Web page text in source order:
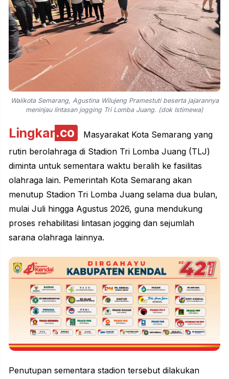
Walikota Semarang, Agustina Wilujeng Pramestuti beserta jajarannya
meninjau lintasan jogging Tri Lomba Juang. (dok Istimewa)
Lingkar.co
Masyarakat Kota Semarang yang
rutin berolahraga di Stadion Tri Lomba Juang (TLJ)
diminta untuk sementara waktu beralih ke fasilitas
olahraga lain. Pemerintah Kota Semarang akan
menutup Stadion Tri Lomba Juang selama dua bulan,
mulai Juli hingga Agustus 2026, guna mendukung
proses rehabilitasi lintasan jogging dan sejumlah
sarana olahraga lainnya.
Penutupan sementara stadion tersebut dilakukan